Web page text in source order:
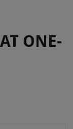
ONE-